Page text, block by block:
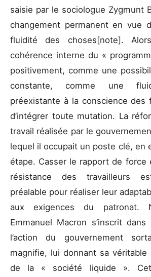
saisie par le sociologue Zygmunt
changement permanent en vue
fluidité des choses[note].
cohérence interne du «
positivement, comme une
constante, comme une
préexistante à la conscience des
d’intégrer toute mutation. La
travail réalisée par le
lequel il occupait un poste clé, en
étape. Casser le rapport de force
résistance des travailleurs
préalable pour réaliser leur
aux exigences du patronat.
Emmanuel Macron s’inscrit
l’action du gouvernement
magnifie, lui donnant sa véritable
de la « société liquide ».